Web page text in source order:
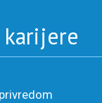
karijere